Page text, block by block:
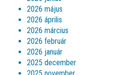
2026 május
2026 április
2026 március
2026 február
2026 január
2025 december